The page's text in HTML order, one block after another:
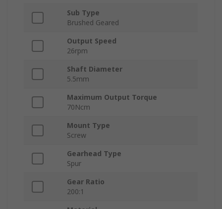
Sub Type
Brushed Geared
Output Speed
26rpm
Shaft Diameter
5.5mm
Maximum Output Torque
70Ncm
Mount Type
Screw
Gearhead Type
Spur
Gear Ratio
200:1